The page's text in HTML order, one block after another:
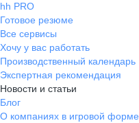
hh PRO
Готовое резюме
Все сервисы
Хочу у вас работать
Производственный календарь
Экспертная рекомендация
Новости и статьи
Блог
О компаниях в игровой форме